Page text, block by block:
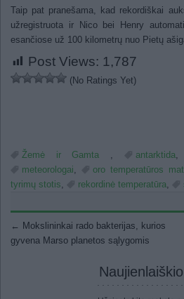
Taip pat pranešama, kad rekordiškai
užregistruota ir Nico bei Henry
esančiose už 100 kilometrų nuo Pietų
Post Views: 1,787
(No Ratings Yet)
Žemė ir Gamta antarktida
meteorologai
oro temperatūros
tyrimų stotis
rekordinė temperatūra
Post navigation
← Mokslininkai rado bakterijas, kurios
gyvena Marso planetos sąlygomis